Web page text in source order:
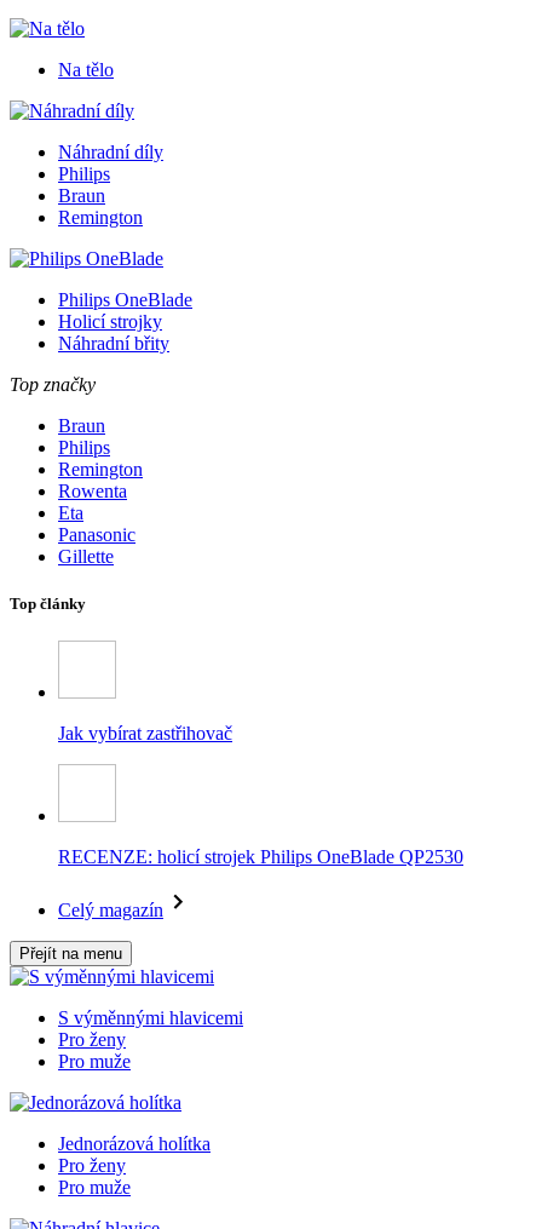
Na tělo
Náhradní díly
Philips
Braun
Remington
Philips OneBlade
Holicí strojky
Náhradní břity
Top značky
Braun
Philips
Remington
Rowenta
Eta
Panasonic
Gillette
Top články
Jak vybírat zastřihovač
RECENZE: holicí strojek Philips OneBlade QP2530
Celý magazín
Přejít na menu
S výměnnými hlavicemi
Pro ženy
Pro muže
Jednorázová holítka
Pro ženy
Pro muže